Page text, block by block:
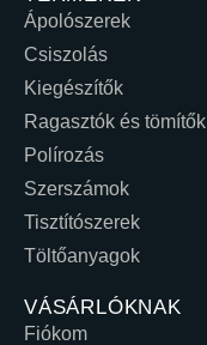
Ápolószerek
Csiszolás
Kiegészítők
Ragasztók és tömítők
Polírozás
Szerszámok
Tisztítószerek
Töltőanyagok
VÁSÁRLÓKNAK
Fiókom